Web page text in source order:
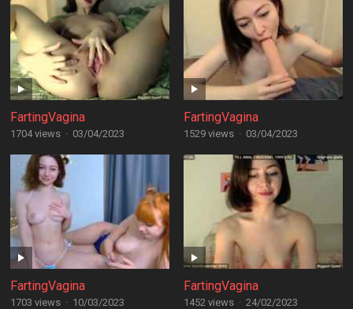
FartingVagina
1704 views · 03/04/2023
FartingVagina
1529 views · 03/04/2023
FartingVagina
1703 views · 10/03/2023
FartingVagina
1452 views · 24/02/2023